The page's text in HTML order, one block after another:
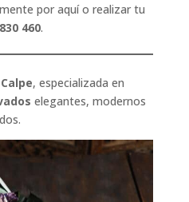
por aquí o realizar tu
460.
, especializada en
elegantes, modernos